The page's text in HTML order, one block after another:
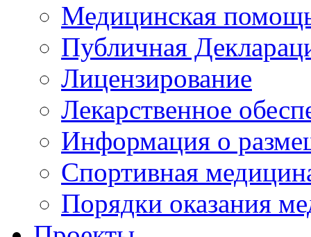
Медицинская
Публичная
Лицензирование
Лекарственное
Информация о
Спортивная
Порядки оказания